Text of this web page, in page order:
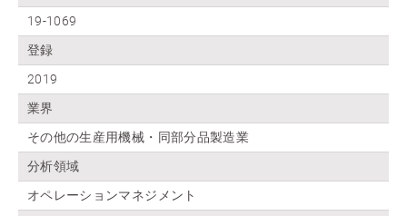
19-1069
登録
2019
業界
その他の生産用機械・同部分品製造業
分析領域
オペレーションマネジメント